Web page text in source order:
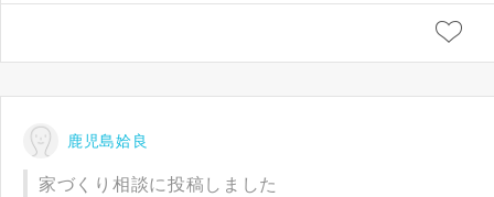
鹿児島姶良
家づくり相談に投稿しました